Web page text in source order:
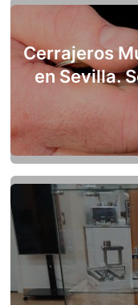
Cerrajeros
en Sevilla.